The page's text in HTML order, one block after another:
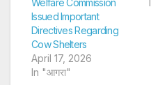
Welfare Commission
Issued Important
Directives Regarding
Cow Shelters
April 17, 2026
In "आगरा"